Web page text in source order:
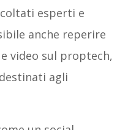
esperti e
anche reperire
video sul proptech,
agli